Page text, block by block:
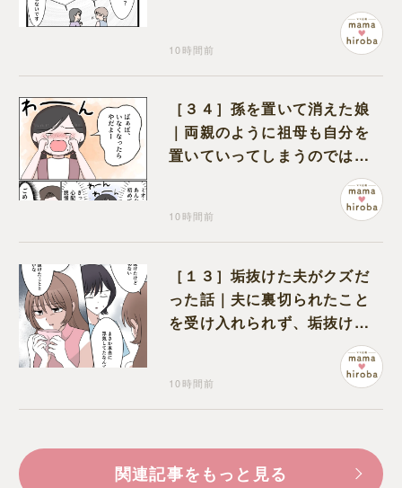
10時間前
［３４］孫を置いて消えた娘
｜両親のように祖母も自分を
置いていってしまうのでは？
と怯えて泣く孫に心が痛む
10時間前
［１３］垢抜けた夫がクズだ
った話｜夫に裏切られたこと
を受け入れられず、垢抜けた
ことが関係しているのかと嘆
10時間前
関連記事をもっと見る